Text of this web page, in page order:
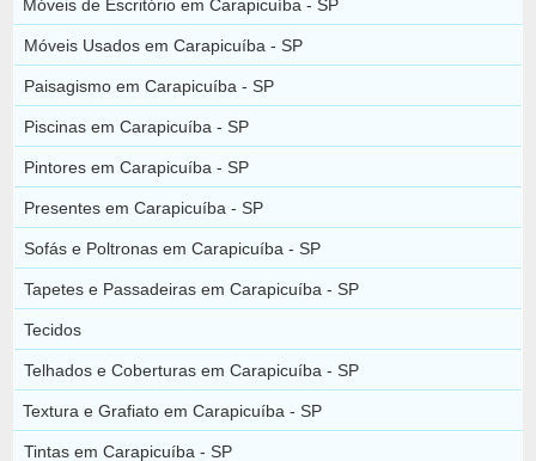
Móveis de Escritório em Carapicuíba - SP
Móveis Usados em Carapicuíba - SP
Paisagismo em Carapicuíba - SP
Piscinas em Carapicuíba - SP
Pintores em Carapicuíba - SP
Presentes em Carapicuíba - SP
Sofás e Poltronas em Carapicuíba - SP
Tapetes e Passadeiras em Carapicuíba - SP
Tecidos
Telhados e Coberturas em Carapicuíba - SP
Textura e Grafiato em Carapicuíba - SP
Tintas em Carapicuíba - SP